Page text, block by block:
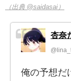
（出典 @saidasai）
杏奈
俺の予想だ